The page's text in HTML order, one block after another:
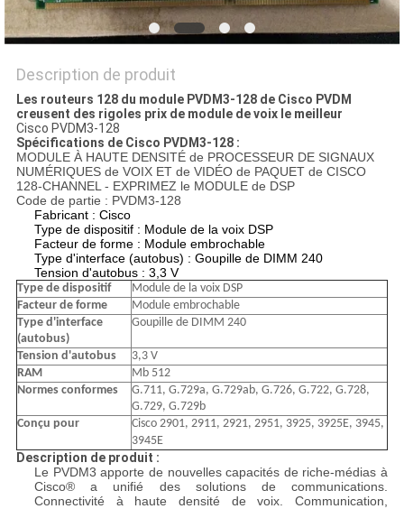
POLITIQUE
DE
CONFIDENTIALITÉ
Description de produit
Les routeurs 128 du module PVDM3-128 de Cisco PVDM
creusent des rigoles prix de module de voix le meilleur
Cisco PVDM3-128
Spécifications de Cisco PVDM3-128 :
MODULE À HAUTE DENSITÉ de PROCESSEUR DE SIGNAUX
NUMÉRIQUES de VOIX ET de VIDÉO de PAQUET de CISCO
128-CHANNEL - EXPRIMEZ le MODULE de DSP
Code de partie : PVDM3-128
Fabricant : Cisco
Type de dispositif : Module de la voix DSP
Facteur de forme : Module embrochable
Type d'interface (autobus) : Goupille de DIMM 240
Tension d'autobus : 3,3 V
Type de dispositif
Module de la voix DSP
Facteur de forme
Module embrochable
Type d'interface
(autobus)
Goupille de DIMM 240
Tension d'autobus
3,3 V
RAM
Mb 512
Normes conformes
G.711, G.729a, G.729ab, G.726, G.722, G.728,
G.729, G.729b
Conçu pour
Cisco 2901, 2911, 2921, 2951, 3925, 3925E, 3945,
3945E
Description de produit :
Le PVDM3 apporte de nouvelles capacités de riche-médias à
Cisco® a unifié des solutions de communications.
Connectivité à haute densité de voix. Communication,